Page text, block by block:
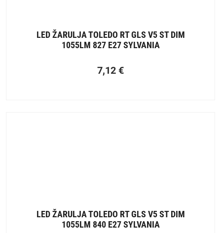
LED ŽARULJA TOLEDO RT GLS V5 ST DIM
1055LM 827 E27 SYLVANIA
7,12 €
LED ŽARULJA TOLEDO RT GLS V5 ST DIM
1055LM 840 E27 SYLVANIA